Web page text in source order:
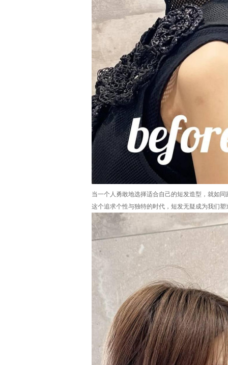
当一个人勇敢地选择适合自己的短发造型，就如
这个追求个性与独特的时代，短发无疑成为我们